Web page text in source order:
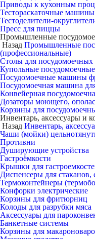
Приводы к кухонным
Тестораскаточные
Тестоделители-
Пресс для пиццы
Промышленные
Назад Промышленные
(профессиональные)
Столы для
Купольные
Посудомоечные машины
Посудомоечная машина
Конвейерная
Дозаторы моющего,
Корзины для
Инвентарь, аксессуары и
Назад Инвентарь,
Чаши (мойки)
Противни
Душирующие устройства
Гастроёмкости
Крышки для
Диспенсеры для
Термоконтейнеры
Конфорки электрические
Корзины для фритюрниц
Колоды для разрубки мяса
Аксессуары для
Банкетные системы
Корзины для